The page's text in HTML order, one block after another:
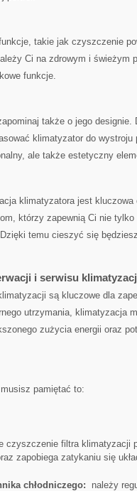
takie⁤ jak czyszczenie
Ci ‍na zdrowym⁤ i świeżym
funkcje.
także o jego designie.​
klimatyzator do
ale także estetyczny
klimatyzatora jest kluczowa
którzy zapewnią⁤ Ci nie
⁢temu cieszyć się
i serwisu⁣
są kluczowe ⁤dla
utrzymania, klimatyzacja
zużycia energii ⁢oraz
pamiętać to:
czyszczenie ⁤filtra klimatyzacji
​zapobiega zatykaniu się
chłodniczego:
należy